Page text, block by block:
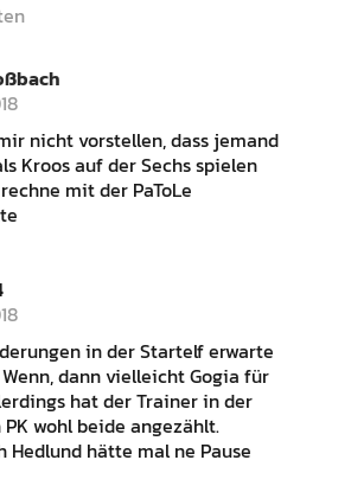
nicht vorstellen, dass jemand
Kroos auf der Sechs spielen
mit der PaToLe
in der Startelf erwarte
dann vielleicht Gogia für
hat der Trainer in der
wohl beide angezählt.
Hedlund hätte mal ne Pause